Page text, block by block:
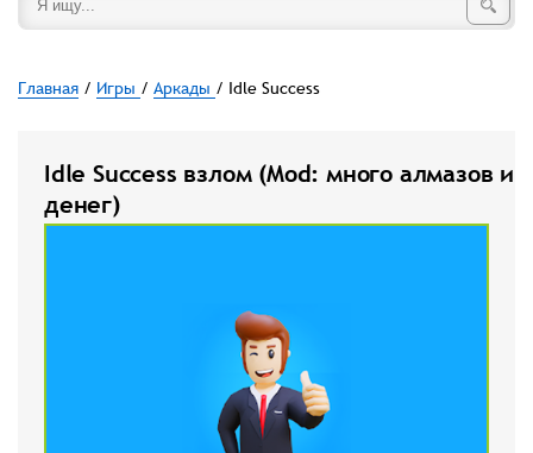
Главная / Игры / Аркады / Idle Success
Idle Success взлом (Mod: много алмазов и
денег)